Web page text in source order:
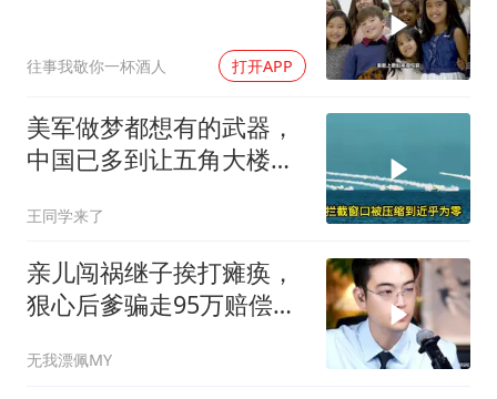
往事我敬你一杯酒人 打开APP
美军做梦都想有的武器，
中国已多到让五角大楼头
王同学来了
亲儿闯祸继子挨打瘫痪，
狠心后爹骗走95万赔偿金
无我漂佩MY